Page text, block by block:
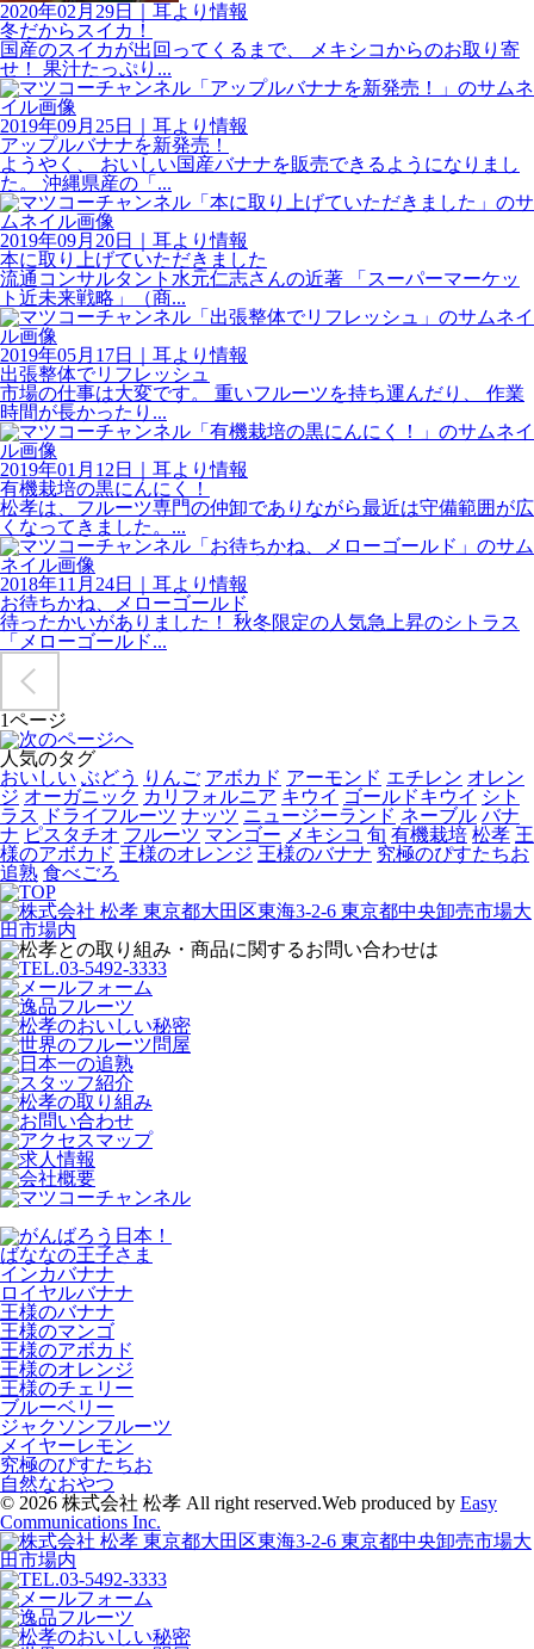
2020年02月29日
耳より情報
冬だからスイカ！
国産のスイカが出回ってくるまで、 メキシコからのお取り寄
せ！ 果汁たっぷり...
2019年09月25日
耳より情報
アップルバナナを新発売！
ようやく、 おいしい国産バナナを販売できるようになりまし
た。 沖縄県産の「...
2019年09月20日
耳より情報
本に取り上げていただきました
流通コンサルタント水元仁志さんの近著 「スーパーマーケッ
ト近未来戦略」（商...
2019年05月17日
耳より情報
出張整体でリフレッシュ
市場の仕事は大変です。 重いフルーツを持ち運んだり、 作業
時間が長かったり...
2019年01月12日
耳より情報
有機栽培の黒にんにく！
松孝は、フルーツ専門の仲卸でありながら最近は守備範囲が広
くなってきました。...
2018年11月24日
耳より情報
お待ちかね、メローゴールド
待ったかいがありました！ 秋冬限定の人気急上昇のシトラス
「メローゴールド...
1ページ
人気のタグ
おいしい ぶどう りんご アボカド アーモンド エチレン オレン
ジ オーガニック カリフォルニア キウイ ゴールドキウイ シト
ラス
ドライフルーツ ナッツ ニュージーランド ネーブル バナ
ナ ピスタチオ フルーツ マンゴー メキシコ 旬 有機栽培 松孝 王
様のアボカド 王様のオレンジ 王様のバナナ 究極のぴすたちお
追熟 食べごろ
ばななの王子さま
インカバナナ
ロイヤルバナナ
王様のバナナ
王様のマンゴ
王様のアボカド
王様のオレンジ
王様のチェリー
ブルーベリー
ジャクソンフルーツ
メイヤーレモン
究極のぴすたちお
自然なおやつ
© 2026 株式会社 松孝 All right reserved.Web produced by Easy
Communications Inc.